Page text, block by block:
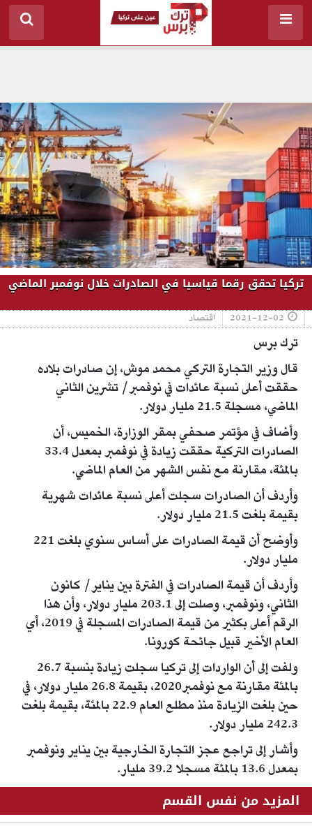
تركيا تحقق رقما قياسيا في الصادرات خلال نوفمبر الماضي
2021-12-02 اقتصاد
ترك برس
قال وزير التجارة التركي محمد موش، إن صادرات بلاده
حققت أعلى نسبة عائدات في نوفمبر/ تشرين الثاني
الماضي، مسجلة 21.5 مليار دولار.
وأضاف في مؤتمر صحفي بمقر الوزارة، الخميس، أن
الصادرات التركية حققت زيادة في نوفمبر بمعدل 33.4
بالمئة، مقارنة مع نفس الشهر من العام الماضي.
وأردف أن الصادرات سجلت أعلى نسبة عائدات شهرية
بقيمة بلغت 21.5 مليار دولار.
وأوضح أن قيمة الصادرات على أساس سنوي بلغت 221
مليار دولار.
وأردف أن قيمة الصادرات في الفترة بين يناير/ كانون
الثاني، ونوفمبر، وصلت إلى 203.1 مليار دولار، وأن هذا
الرقم أعلى بكثير من قيمة الصادرات المسجلة في 2019، أي
العام الأخير قبيل جائحة كورونا.
ولفت إلى أن الواردات إلى تركيا سجلت زيادة بنسبة 26.7
بالمئة مقارنة مع نوفمبر2020، بقيمة 26.8 مليار دولار، في
حين بلغت الزيادة منذ مطلع العام 22.9 بالمئة، بقيمة بلغت
242.3 مليار دولار.
وأشار إلى تراجع عجز التجارة الخارجية بين يناير ونوفمبر
بمعدل 13.6 بالمئة مسجلا 39.2 مليار.
المزيد من نفس القسم